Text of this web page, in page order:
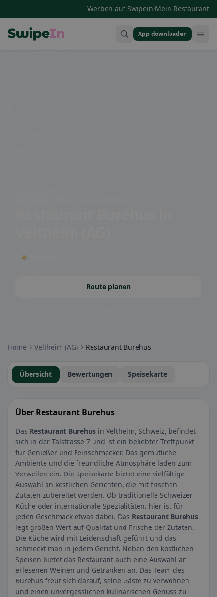
Werben auf Swipein·Mein Restaurant
App downloaden
🌤 Terrasse
Route planen
Home Veltheim (AG) Restaurant Burehus
Übersicht Bewertungen Speisekarte
Über Restaurant Burehus
Das Restaurant Burehus in Veltheim, Schweiz, befindet
sich in der Talstrasse 7 und ist ein beliebter Treffpunkt
für Genießer und Feinschmecker. Das gemütliche
Ambiente und die freundliche Atmosphäre laden zum
Verweilen ein. Die Speisekarte bietet eine vielfältige
Auswahl an köstlichen Gerichten, die mit frischen
Zutaten zubereitet werden. Ob traditionelle Schweizer
Küche oder internationale Spezialitäten, hier ist für
jeden Geschmack etwas dabei. Das Restaurant Burehus
legt großen Wert auf Qualität und Frische der Zutaten.
Die Küche wird mit Leidenschaft geführt und das
schmeckt man in jedem Gericht. Neben den köstlichen
Speisen bietet das Restaurant auch eine Auswahl an
erlesenen Weinen und Getränken an. Das Team des
Burehus freut sich darauf, seine Gäste zu verwöhnen
und einen unvergesslichen kulinarischen Genuss zu